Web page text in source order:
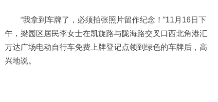
“我拿到车牌了，必须拍张照片留作纪念！”11月16日下
午，梁园区居民李女士在凯旋路与陇海路交叉口西北角港汇
万达广场电动自行车免费上牌登记点领到绿色的车牌后，高
兴地说。